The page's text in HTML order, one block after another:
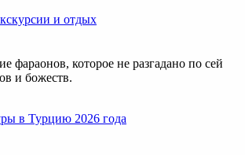
и отдых
фараонов, которое не разгадано по сей
и божеств.
в Турцию 2026 года